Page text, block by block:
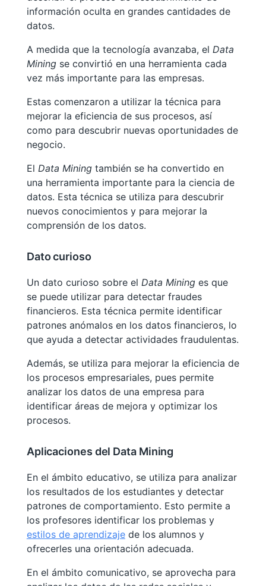
información oculta en grandes cantidades de
datos.
A medida que la tecnología avanzaba, el Data
Miningse convirtió en una herramienta cada
vez más importante para las empresas.
Estas comenzaron a utilizar la técnica para
mejorar la eficiencia de sus procesos, así
como para descubrir nuevas oportunidades de
negocio.
El Data Miningtambién se ha convertido en
una herramienta importante para la ciencia de
datos. Esta técnica se utiliza para descubrir
nuevos conocimientos y para mejorar la
comprensión de los datos.
Dato curioso
Un dato curioso sobre el Data Mininges que
se puede utilizar para detectar fraudes
financieros. Esta técnica permite identificar
patrones anómalos en los datos financieros, lo
que ayuda a detectar actividades fraudulentas.
Además, se utiliza para mejorar la eficiencia de
los procesos empresariales, pues permite
analizar los datos de una empresa para
identificar áreas de mejora y optimizar los
procesos.
Aplicaciones del Data Mining
En el ámbito educativo, se utiliza para analizar
los resultados de los estudiantes y detectar
patrones de comportamiento. Esto permite a
los profesores identificar los problemas y
estilos de aprendizajede los alumnos y
ofrecerles una orientación adecuada.
En el ámbito comunicativo, se aprovecha para